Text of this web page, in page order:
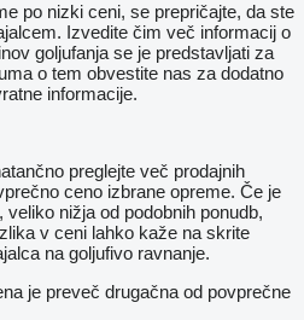
po nizki ceni, se prepričajte, da ste
Izvedite čim več informacij o
goljufanja se je predstavljati za
o tem obvestite nas za dodatno
informacije.
preglejte več prodajnih
ceno izbrane opreme. Če je
nižja od podobnih ponudb,
v ceni lahko kaže na skrite
na goljufivo ravnanje.
je preveč drugačna od povprečne